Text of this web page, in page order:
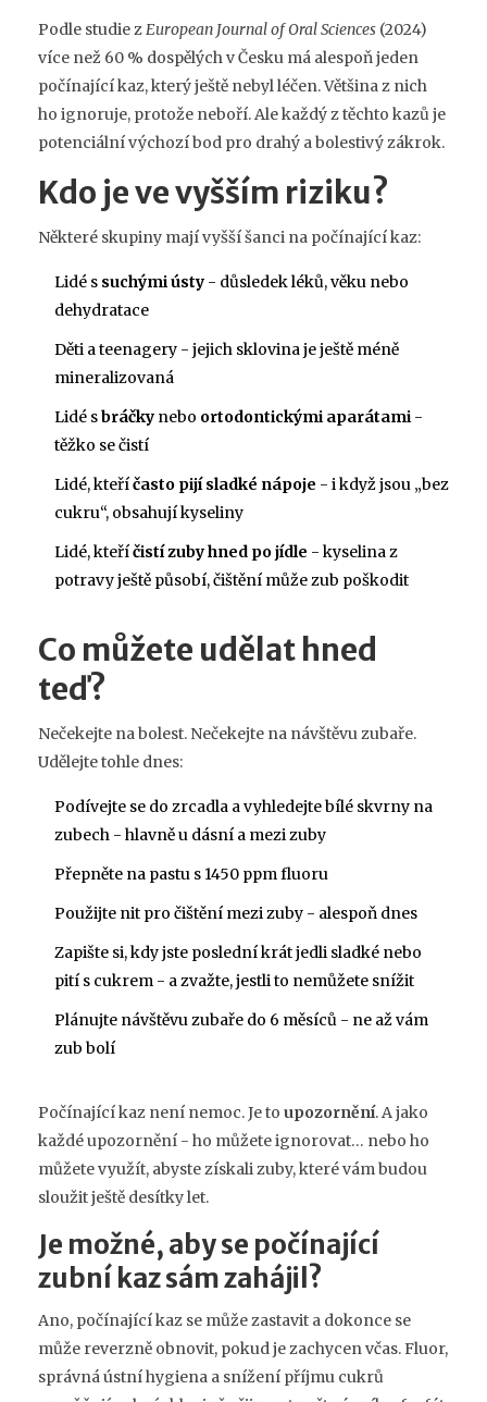
Podle studie zEuropean Journal of Oral Sciences (2024)
více než 60 % dospělých v Česku má alespoň jeden
počínající kaz, který ještě nebyl léčen. Většina z nich
ho ignoruje, protože neboří. Ale každý z těchto kazů je
potenciální výchozí bod pro drahý a bolestivý zákrok.
Kdo je ve vyšším riziku?
Některé skupiny mají vyšší šanci na počínající kaz:
Lidé s suchými ústy - důsledek léků, věku nebo
dehydratace
Děti a teenagery - jejich sklovina je ještě méně
mineralizovaná
Lidé sbráčky nebo ortodontickými aparátami -
těžko se čistí
Lidé, kteříčasto pijí sladké nápoje - i když jsou „bez
cukru“, obsahují kyseliny
Lidé, kteříčistí zuby hned po jídle - kyselina z
potravy ještě působí, čištění může zub poškodit
Co můžete udělat hned
teď?
Nečekejte na bolest. Nečekejte na návštěvu zubaře.
Udělejte tohle dnes:
Podívejte se do zrcadla a vyhledejte bílé skvrny na
zubech - hlavně u dásní a mezi zuby
Přepněte na pastu s 1450 ppm fluoru
Použijte nit pro čištění mezi zuby - alespoň dnes
Zapište si, kdy jste poslední krát jedli sladké nebo
pití s cukrem - a zvažte, jestli to nemůžete snížit
Plánujte návštěvu zubaře do 6 měsíců - ne až vám
zub bolí
Počínající kaz není nemoc. Je to upozornění. A jako
každé upozornění - ho můžete ignorovat… nebo ho
můžete využít, abyste získali zuby, které vám budou
sloužit ještě desítky let.
Je možné, aby se počínající
zubní kaz sám zahájil?
Ano, počínající kaz se může zastavit a dokonce se
může reverzně obnovit, pokud je zachycen včas. Fluor,
správná ústní hygiena a snížení příjmu cukrů